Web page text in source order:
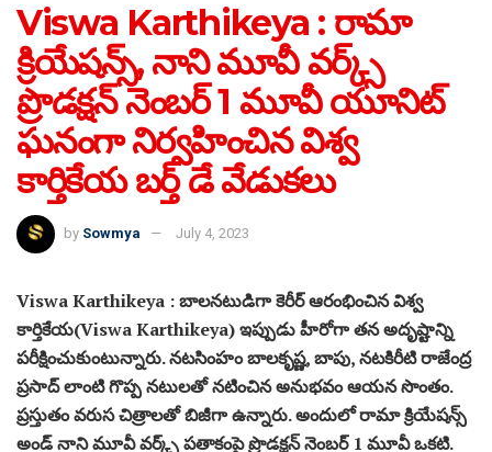
Viswa Karthikeya : రామా
క్రియేషన్స్, నాని మూవీ వర్క్స్
ప్రొడక్షన్ నెంబర్ 1 మూవీ యూనిట్
ఘ‌నంగా నిర్వహించిన విశ్వ
కార్తికేయ బర్త్ డే వేడుకలు
by Sowmya July 4, 2023
Viswa Karthikeya : బాలనటుడిగా కెరీర్ ఆరంభించిన విశ్వ
కార్తికేయ(Viswa Karthikeya) ఇప్పుడు హీరోగా త‌న అదృష్టాన్ని
ప‌రీక్షించుకుంటున్నారు. నటసింహం బాలకృష్ణ, బాపు, నటకిరీటి రాజేంద్ర
ప్రసాద్ లాంటి గొప్ప న‌టుల‌తో న‌టించిన అనుభ‌వం ఆయ‌న సొంతం.
ప్ర‌స్తుతం వ‌రుస చిత్రాల‌తో బిజీగా ఉన్నారు. అందులో రామా క్రియేషన్స్
అండ్ నాని మూవీ వర్క్స్ పతాకంపై ప్రొడక్షన్ నెంబర్ 1 మూవీ ఒక‌టి.